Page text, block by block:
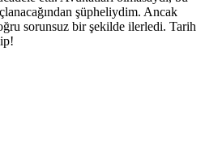
şüpheliydim. Ancak
sorunsuz bir şekilde ilerledi. Tarih